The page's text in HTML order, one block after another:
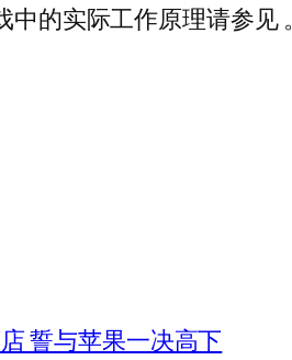
的实际工作原理请参见 。
誓与苹果一决高下